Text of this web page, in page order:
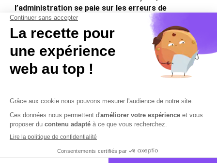
l’administration se paie sur les erreurs de
l’employeur, jamais sur sa bonne foi
Avant de proposer une rupture, il est indispensable de
chiffrer précisément toutes les charges, de vérifier
les seuils applicables, et de sécuriser la déclaration en
.
Contactez-nous Mentions légales
Plan du site
Sécurisation des données
Conditions Générales de Vente et d’Utilisation
Copyright © 2026 Cobham Solutions | Logiciel de conformité et